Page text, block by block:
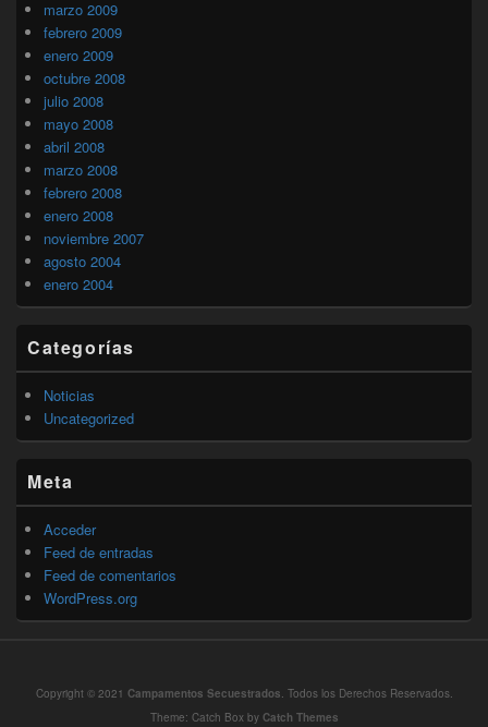
marzo 2009
febrero 2009
enero 2009
octubre 2008
julio 2008
mayo 2008
abril 2008
marzo 2008
febrero 2008
enero 2008
noviembre 2007
agosto 2004
enero 2004
Categorías
Noticias
Uncategorized
Meta
Acceder
Feed de entradas
Feed de comentarios
WordPress.org
Copyright © 2021 Campamentos Secuestrados. Todos los Derechos Reservados.
Theme: Catch Box by Catch Themes